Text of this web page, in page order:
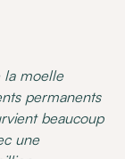
la moelle
permanents
beaucoup
une